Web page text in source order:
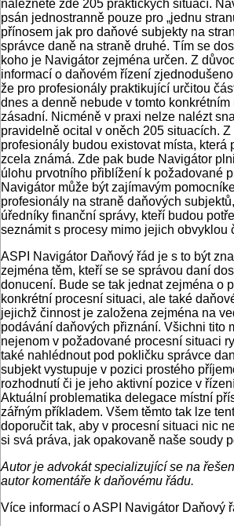
naleznete zde 205 praktických situací.
psán jednostranně pouze pro „jednu
přínosem jak pro daňové subjekty na
správce daně na straně druhé. Tím se
koho je Navigátor zejména určen. Z
informací o daňovém řízení
že pro profesionály praktikující určitou
dnes a denně nebude v tomto
zásadní. Nicméně v praxi nelze nalézt
pravidelně ocital v oněch 205 situacích.
profesionály budou existovat místa, která
zcela známá. Zde pak bude Navigátor
úlohu prvotního přiblížení k požadované
Navigátor může být zajímavým
profesionály na straně daňových
úředníky finanční správy, kteří budou
seznámit s procesy mimo jejich obvyklou
ASPI Navigátor Daňový řád je s to být
zejména těm, kteří se se správou daní
donucení. Bude se tak jednat zejména o
konkrétní procesní situaci, ale také
jejichž činnost je založena zejména na
podávání daňových přiznání. Všichni tito
nejenom v požadované procesní situaci
také nahlédnout pod pokličku správce
subjekt vystupuje v pozici prostého
rozhodnutí či je jeho aktivní pozice v
Aktuální problematika delegace místní
zářným příkladem. Všem těmto tak lze
doporučit tak, aby v procesní situaci nic
si svá práva, jak opakovaně naše soudy
Autor je advokát specializující se na
autor komentáře k daňovému řádu.
Více informací o ASPI Navigátor Daňový